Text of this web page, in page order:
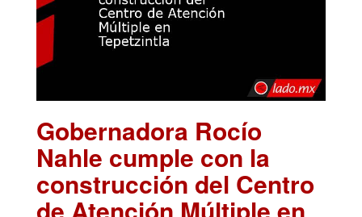
Gobernadora Rocío
Nahle cumple con la
construcción del Centro
de Atención Múltiple en